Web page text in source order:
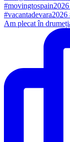
Am plecat în